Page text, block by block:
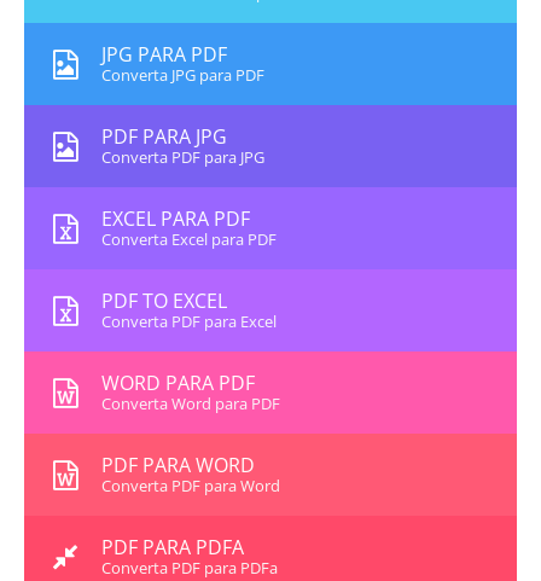
JPG PARA PDF
Converta JPG para PDF
PDF PARA JPG
Converta PDF para JPG
EXCEL PARA PDF
Converta Excel para PDF
PDF TO EXCEL
Converta PDF para Excel
WORD PARA PDF
Converta Word para PDF
PDF PARA WORD
Converta PDF para Word
PDF PARA PDFA
Converta PDF para PDFa